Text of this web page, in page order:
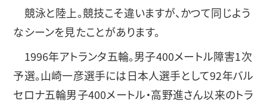
競泳と陸上。競技こそ違いますが、かつて同じよう
なシーンを見たことがあります。
1996年アトランタ五輪。男子400メートル障害1次
予選。山崎一彦選手には日本人選手として92年バル
セロナ五輪男子400メートル・高野進さん以来のトラ